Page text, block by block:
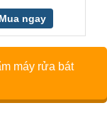
Mua ngay
máy rửa bát